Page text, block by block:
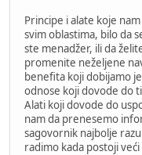
Principe i alate koje
svim oblastima, bilo da
ste menadžer, ili da
promenite neželjene
benefita koji dobijamo
odnose koji dovode do
Alati koji dovode do
nam da prenesemo
sagovornik najbolje
radimo kada postoji